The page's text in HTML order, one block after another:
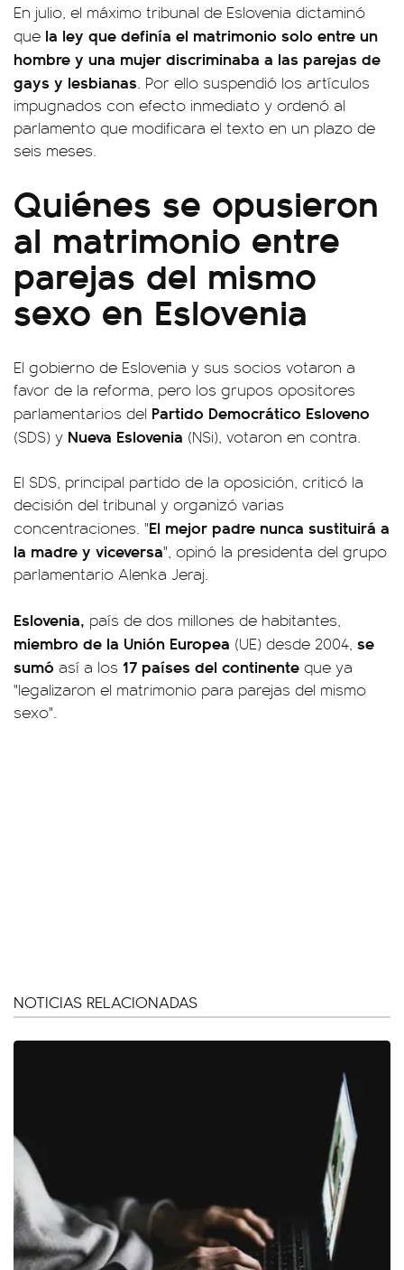
En julio, el máximo tribunal de Eslovenia dictaminó
que la ley que definía el matrimonio solo entre un
hombre y una mujer discriminaba a las parejas de
gays y lesbianas. Por ello suspendió los artículos
impugnados con efecto inmediato y ordenó al
parlamento que modificara el texto en un plazo de
seis meses.
Quiénes se opusieron
al matrimonio entre
parejas del mismo
sexo en Eslovenia
El gobierno de Eslovenia y sus socios votaron a
favor de la reforma, pero los grupos opositores
parlamentarios del Partido Democrático Esloveno
(SDS) y Nueva Eslovenia (NSi), votaron en contra.
El SDS, principal partido de la oposición, criticó la
decisión del tribunal y organizó varias
concentraciones. "El mejor padre nunca sustituirá a
la madre y viceversa", opinó la presidenta del grupo
parlamentario Alenka Jeraj.
Eslovenia, país de dos millones de habitantes,
miembro de la Unión Europea (UE) desde 2004, se
sumó así a los 17 países del continente que ya
"legalizaron el matrimonio para parejas del mismo
sexo".
NOTICIAS RELACIONADAS